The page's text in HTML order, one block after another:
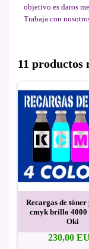
objetivo es daros
Trabaja con
11 productos
Recargas de
cmyk brillo 4000
Oki
230,00